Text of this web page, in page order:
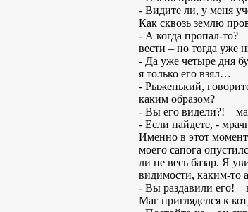
- Видите ли, у меня
Как сквозь землю
- А когда пропал-то?
вести – но тогда уже
- Да уже четыре дня
я только его взял…
- Рыженький,
каким образом?
- Вы его видели?! –
- Если найдете, -
Именно в этот
моего сапога
ли не весь базар. Я
видимости, каким-то
- Вы раздавили его! –
Маг пригляделся к